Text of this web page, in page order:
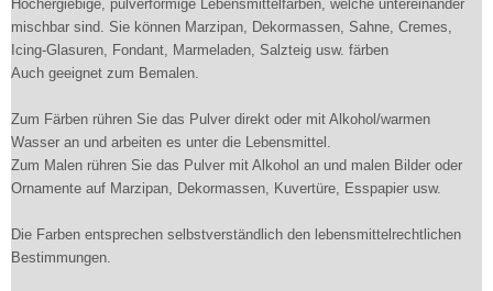
Hochergiebige, pulverförmige Lebensmittelfarben, welche untereinander
mischbar sind. Sie können Marzipan, Dekormassen, Sahne, Cremes,
Icing-Glasuren, Fondant, Marmeladen, Salzteig usw. färben
Auch geeignet zum Bemalen.
Zum Färben rühren Sie das Pulver direkt oder mit Alkohol/warmen
Wasser an und arbeiten es unter die Lebensmittel.
Zum Malen rühren Sie das Pulver mit Alkohol an und malen Bilder oder
Ornamente auf Marzipan, Dekormassen, Kuvertüre, Esspapier usw.
Die Farben entsprechen selbstverständlich den lebensmittelrechtlichen
Bestimmungen.